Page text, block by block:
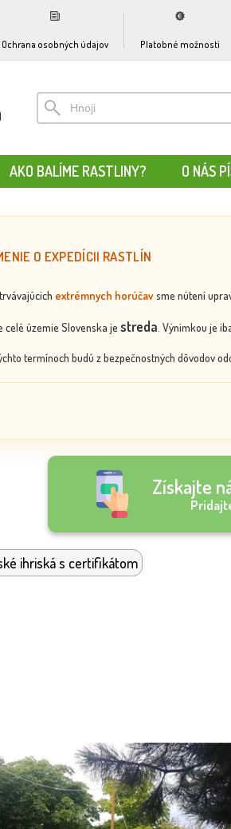
Ochrana osobných údajov Platobné možnosti
AKO BALÍME RASTLINY? O NÁS
O EXPEDÍCII RASTLÍN
extrémnych horúčavsme nútení
celé územie Slovenska je streda . Výnimkou je
termínoch budú z bezpečnostných dôvodov
Získajte
ihriská s certifikátom